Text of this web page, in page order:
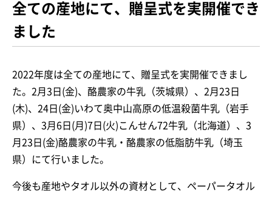
全ての産地にて、贈呈式を実開催でき
ました
2022年度は全ての産地にて、贈呈式を実開催できまし
た。2月3日(金)、酪農家の牛乳（茨城県）、2月23日
(木)、24日(金)いわて奥中山高原の低温殺菌牛乳（岩手
県）、3月6日(月)7日(火)こんせん72牛乳（北海道）、3
月23日(金)酪農家の牛乳・酪農家の低脂肪牛乳（埼玉
県）にて行いました。
今後も産地やタオル以外の資材として、ペーパータオル